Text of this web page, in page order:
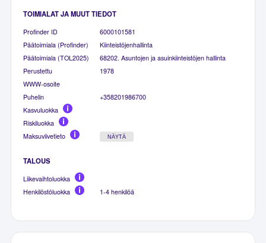
TOIMIALAT JA MUUT TIEDOT
Profinder ID
6000101581
Päätoimiala (Profinder)
Kiinteistöjenhallinta
Päätoimiala (TOL2025)
68202. Asuntojen ja asuinkiinteistöjen hallinta
Perustettu
1978
WWW-osoite
Puhelin
+358201986700
Kasvuluokka
Riskiluokka
Maksuviivetieto
NÄYTÄ
TALOUS
Liikevaihtoluokka
Henkilöstöluokka
1-4 henkilöä